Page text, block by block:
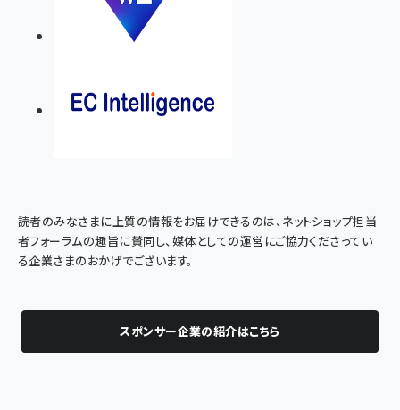
読者のみなさまに上質の情報をお届けできるのは、ネットショップ担当
者フォーラムの趣旨に賛同し、媒体としての運営にご協力くださってい
る企業さまのおかげでございます。
スポンサー企業の紹介はこちら